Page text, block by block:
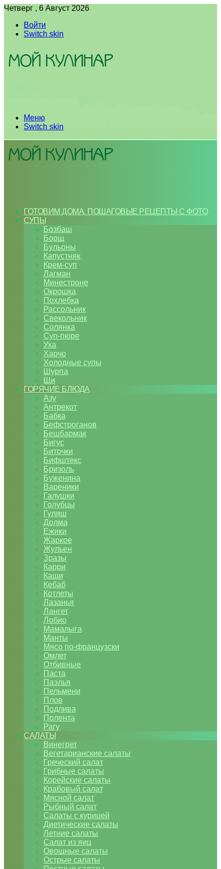
Четверг , 6 Август 2026
Войти
Switch skin
Меню
Switch skin
ГОТОВИМ ДОМА. ПОШАГОВЫЕ РЕЦЕПТЫ С ФОТО
СУПЫ
Бозбаш
Борщ
Бульоны
Капустняк
Крем-суп
Лагман
Минестроне
Окрошка
Похлебка
Рассольник
Свекольник
Солянка
Суп-пюре
Уха
Харчо
Холодные супы
Шурпа
Щи
ГОРЯЧИЕ БЛЮДА
Азу
Антрекот
Бабка
Бефстроганов
Бешбармак
Бигус
Биточки
Бифштекс
Бризоль
Буженина
Вареники
Галушки
Голубцы
Гуляш
Долма
Ежики
Жаркое
Жульен
Зразы
Карри
Каши
Кебаб
Котлеты
Лазанья
Лангет
Лобио
Мамалыга
Манты
Мясо по-французски
Омлет
Отбивные
Паста
Паэлья
Пельмени
Плов
Подлива
Полента
Рагу
САЛАТЫ
Винегрет
Вегетарианские салаты
Греческий салат
Грибные салаты
Корейские салаты
Крабовый салат
Мясной салат
Рыбный салат
Салаты с курицей
Диетические салаты
Летние салаты
Салат из яиц
Овощные салаты
Острые салаты